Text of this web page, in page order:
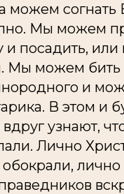
можем согнать
Мы можем
посадить,
Мы можем бить
и
В этом и
узнают,
Лично